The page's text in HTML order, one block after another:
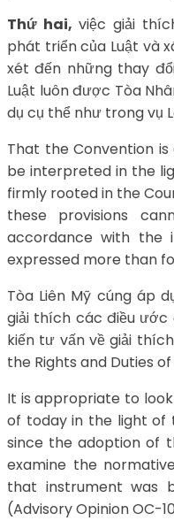
Thứ hai, việc giải
phát triển của Luật và
xét đến những thay
Luật luôn được Tòa
dụ cụ thể như trong vụ
That the Convention
be interpreted in the
firmly rooted in the
these provisions
accordance with the
expressed more than
Tòa Liên Mỹ cúng áp
giải thích các điều ước
kiến tư vấn về giải
the Rights and Duties of
It is appropriate to
of today in the light of
since the adoption of
examine the
that instrument was
(Advisory Opinion OC-